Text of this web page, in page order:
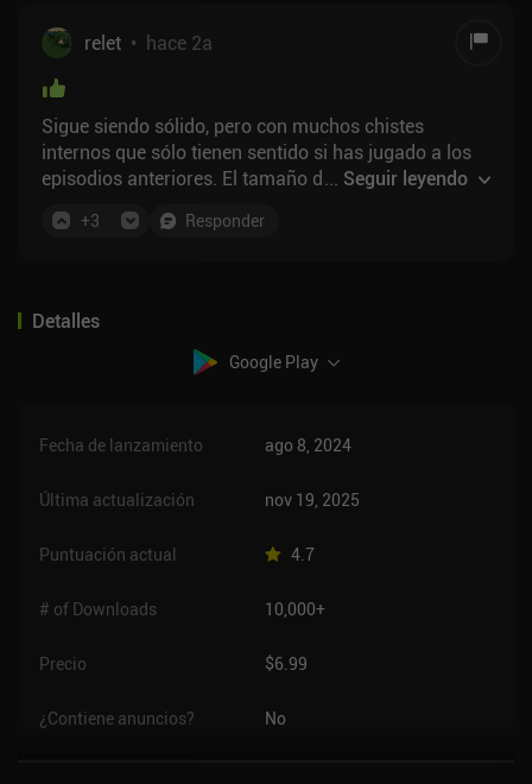
relet • hace 2a
Sigue siendo sólido, pero con muchos chistes
internos que sólo tienen sentido si has jugado a los
episodios anteriores. El tamaño de los episodios
lineal, así que cuando te quedas atascado, te quedas
... Seguir leyendo
+3 Responder
Detalles
Google Play
Fecha de lanzamiento ago 8, 2024
Última actualización nov 19, 2025
Puntuación actual 4.7
# of Downloads 10,000+
Precio $6.99
¿Contiene anuncios? No